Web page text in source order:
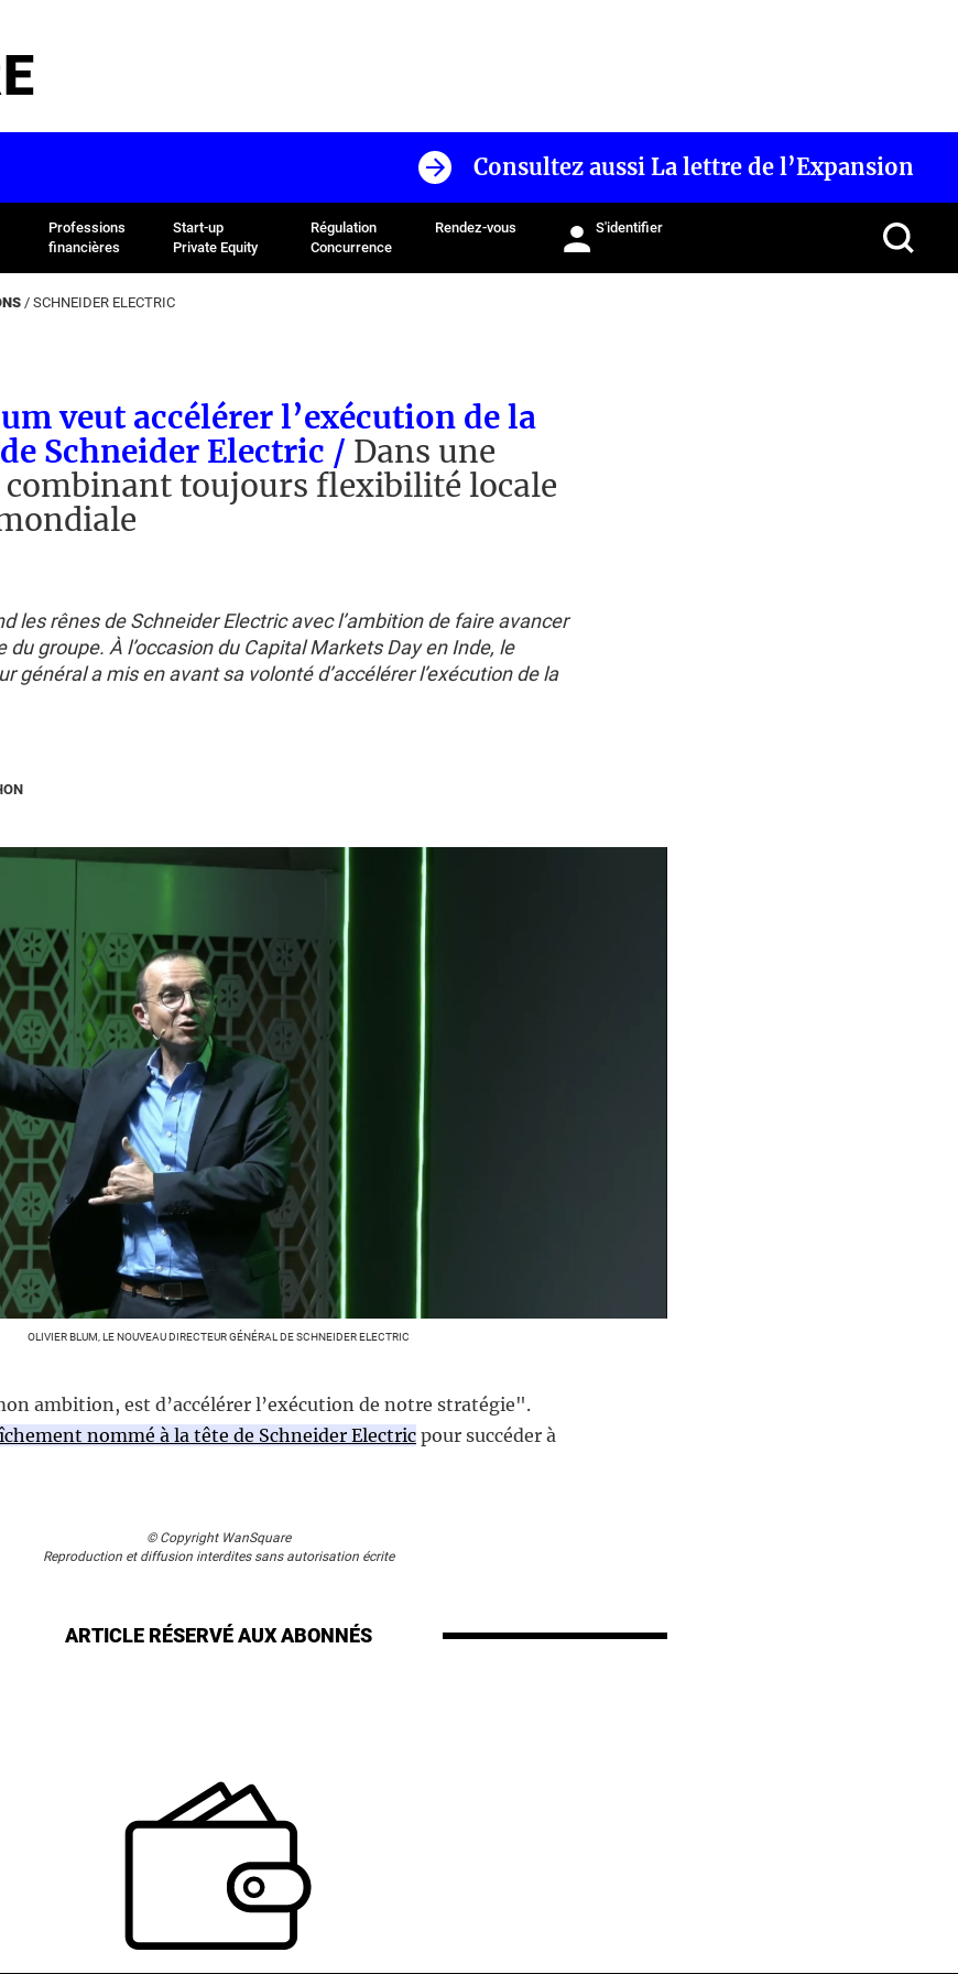
Consultez aussi La lettre de l’Expansion
Professions
financières
Start-up
Private Equity
Régulation
Concurrence
Rendez-vous S'identifier
/ SCHNEIDER ELECTRIC
veut accélérer l’exécution de la
Schneider Electric / Dans une
combinant toujours flexibilité locale
les rênes de Schneider Electric avec l’ambition de faire avancer
du groupe. À l’occasion du Capital Markets Day en Inde, le
général a mis en avant sa volonté d’accélérer l’exécution de la
OLIVIER BLUM, LE NOUVEAU DIRECTEUR GÉNÉRAL DE SCHNEIDER ELECTRIC
ambition, est d’accélérer l’exécution de notre stratégie".
nommé à la tête de Schneider Electric pour succéder à
© Copyright WanSquare
Reproduction et diffusion interdites sans autorisation écrite
ARTICLE RÉSERVÉAUX ABONNÉS